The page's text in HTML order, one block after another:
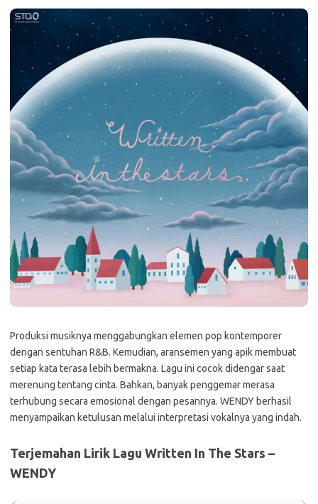
Produksi musiknya menggabungkan elemen pop kontemporer
dengan sentuhan R&B. Kemudian, aransemen yang apik membuat
setiap kata terasa lebih bermakna. Lagu ini cocok didengar saat
merenung tentang cinta. Bahkan, banyak penggemar merasa
terhubung secara emosional dengan pesannya. WENDY berhasil
menyampaikan ketulusan melalui interpretasi vokalnya yang indah.
Terjemahan Lirik Lagu Written In The Stars –
WENDY